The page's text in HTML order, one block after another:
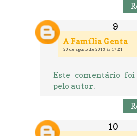
A Família Genta
20 de agosto de 2013 às 17:21
Este comentário
pelo autor.